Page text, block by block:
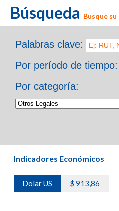
Búsqueda Busque
Palabras clave:
Por período de tiempo:
Por categoría:
Indicadores Económicos
Dolar US $ 913,86